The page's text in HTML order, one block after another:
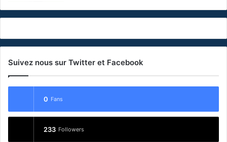
Suivez nous sur Twitter et Facebook
0 Fans
233 Followers